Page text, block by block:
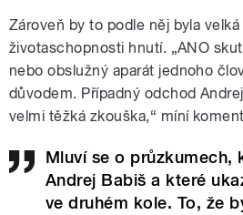
Zároveň by to podle něj byla
životaschopnosti hnutí. „ANO
nebo obslužný aparát jednoho
důvodem. Případný odchod
velmi těžká zkouška,“ míní
Mluví se o průzkumech,
Andrej Babiš a které
ve druhém kole. To, že